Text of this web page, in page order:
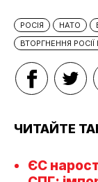
РОСІЯ НАТО
ВТОРГНЕННЯ РОСІЇ
ЧИТАЙТЕ
ЄС